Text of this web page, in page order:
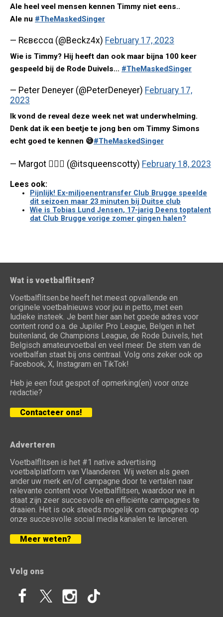
Ale heel veel mensen kennen Timmy niet eens..
Ale nu #TheMaskedSinger
— Rєвєccα (@Beckz4x) February 17, 2023
Wie is Timmy? Hij heeft dan ook maar bijna 100 keer
gespeeld bij de Rode Duivels... #TheMaskedSinger
— Peter Deneyer (@PeterDeneyer) February 17,
2023
Ik vond de reveal deze week net wat underwhelming.
Denk dat ik een beetje te jong ben om Timmy Simons
echt goed te kennen 😅#TheMaskedSinger
— Margot 🏴‍☠️✨ (@itsqueenscotty) February 18, 2023
Lees ook:
Pijnlijk! Ex-miljoenentransfer Club Brugge speelde
dit seizoen maar 23 minuten bij Duitse club
Wie is Tobias Lund Jensen, 17-jarig Deens toptalent
dat Club Brugge vorige zomer gingen halen?
Wat is voetbalflitsen?
Voetbalflitsen.be heeft het meest opvallende en
originele voetbalnieuws voor jou in petto, met een
ludieke insteek. Je bent hier aan het goede adres voor
content rond o.a. de Jupiler Pro League, Belgen in het
buitenland, de Champions League, de Rode Duivels, het
Belgisch amateurvoetbal en veel meer. De stem van de
voetbalfan staat bij ons centraal. Volg ons zeker ook op
Facebook, X, Instagram en TikTok!
Heb je een fout gespot of opmerking(en) voor onze
redactie?
Contacteer ons!
Adverteren
Voetbalflitsen is het #1 native advertising
voetbalplatform van Vlaanderen. Wij weten als geen
ander uw merk en/of campagne door te vertalen naar
relevante content voor Voetbalflitsen, waardoor we in
staat zijn zeer succesvolle en efficiënte campagnes te
draaien. Het is ook steeds mogelijk om campagnes op
onze succesvolle social media kanalen te lanceren.
Meer weten?
Volg ons